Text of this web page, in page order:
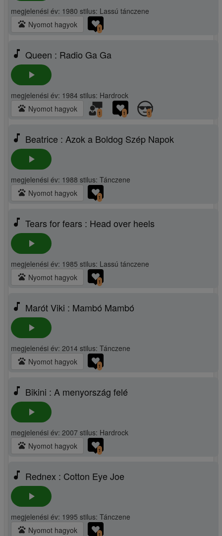
megjelenési év: 1980 stilus: Lassú tánczene
pets Nyomot hagyok 1
music_note Queen : Radio Ga Ga
play_arrow
megjelenési év: 1984 stilus: Hardrock
pets Nyomot hagyok 1 1 1
music_note Beatrice : Azok a Boldog Szép Napok
play_arrow
megjelenési év: 1988 stilus: Tánczene
pets Nyomot hagyok 1
music_note Tears for fears : Head over heels
play_arrow
megjelenési év: 1985 stilus: Lassú tánczene
pets Nyomot hagyok 1
music_note Marót Viki : Mambó Mambó
play_arrow
megjelenési év: 2014 stilus: Tánczene
pets Nyomot hagyok 1
music_note Bikini : A menyország felé
play_arrow
megjelenési év: 2007 stilus: Hardrock
pets Nyomot hagyok 1
music_note Rednex : Cotton Eye Joe
play_arrow
megjelenési év: 1995 stilus: Tánczene
pets Nyomot hagyok 1